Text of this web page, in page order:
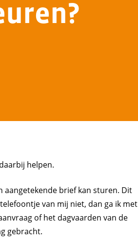
helpen.
brief kan sturen. Dit
van mij niet, dan ga ik met
of het dagvaarden van de
gebracht.